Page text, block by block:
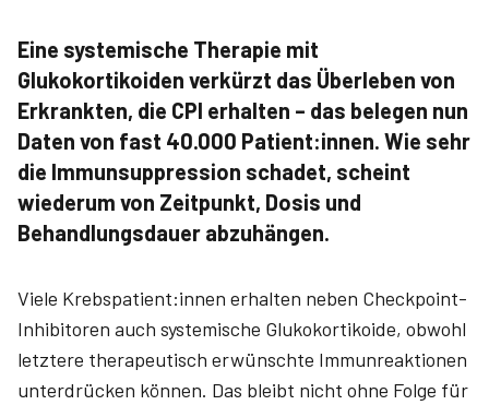
Eine systemische Therapie mit
Glukokortikoiden verkürzt das Überleben von
Erkrankten, die CPI erhalten – das belegen nun
Daten von fast 40.000 Patient:innen. Wie sehr
die Immunsuppression schadet, scheint
wiederum von Zeitpunkt, Dosis und
Behandlungsdauer abzuhängen.
Viele Krebspatient:innen erhalten neben Checkpoint-
Inhibitoren auch systemische Glukokortikoide, obwohl
letztere therapeutisch erwünschte Immunreaktionen
unterdrücken können. Das bleibt nicht ohne Folge für